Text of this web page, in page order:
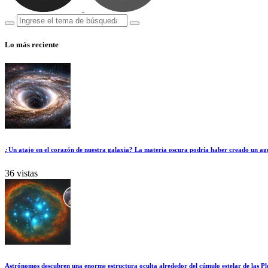
Lo más reciente
¿Un atajo en el corazón de nuestra galaxia? La materia oscura podría haber creado un
36 vistas
Astrónomos descubren una enorme estructura oculta alrededor del cúmulo estelar de las